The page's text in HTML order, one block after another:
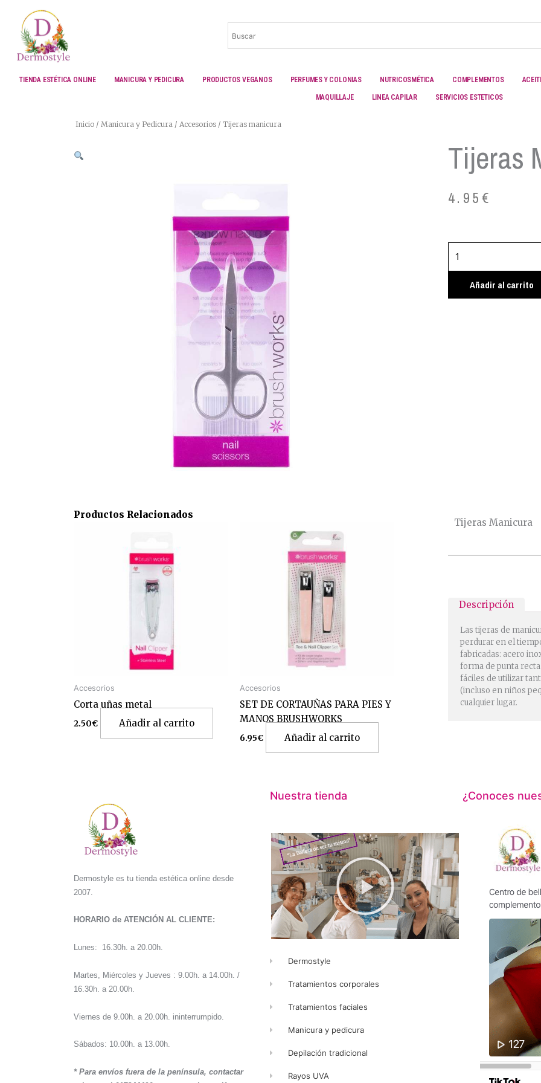
contenido
TIENDA ESTÉTICA ONLINE MANICURA Y PEDICURA PRODUCTOS VEGANOS PERFUMES Y COLONIAS NUTRICOSMÉTICA COMPLEMENTOS
MAQUILLAJE LINEA CAPILAR SERVICIOS ESTETICOS
Inicio / Manicura y Pedicura / Accesorios / Tijeras manicura
Tijeras
4.95 €
manicura
Añadir al carrito
Productos Relacionados
Accesorios
Corta uñas metal
2.50€ Añadir al carrito
Accesorios
SET DE CORTAUÑAS PARA PIES Y
MANOS BRUSHWORKS
6.95€ Añadir al carrito
Tijeras Manicura
Descripción
Las tijeras de
perdurar en el
fabricadas: acero
forma de punta
fáciles de utilizar
(incluso en niños
cualquier lugar.
Dermostyle es tu tienda estética online desde
2007.
HORARIO de ATENCIÓN AL CLIENTE:
Lunes: 16.30h. a 20.00h.
Martes, Miércoles y Jueves : 9.00h. a 14.00h. /
16.30h. a 20.00h.
Viernes de 9.00h. a 20.00h. ininterrumpido.
Sábados: 10.00h. a 13.00h.
* Para envíos fuera de la península, contactar
Nuestra tienda
Dermostyle
Tratamientos corporales
Tratamientos faciales
Manicura y pedicura
Depilación tradicional
Rayos UVA
¿Conoces